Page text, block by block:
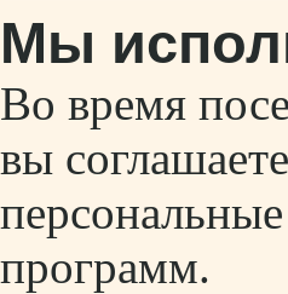
Мы
Во время
вы
программ.